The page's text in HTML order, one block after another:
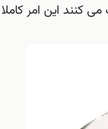
کنند این امر